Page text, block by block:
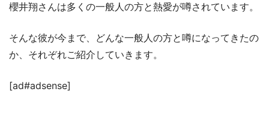
櫻井翔さんは多くの一般人の方と熱愛が噂されています。
そんな彼が今まで、どんな一般人の方と噂になってきたの
か、それぞれご紹介していきます。
[ad#adsense]